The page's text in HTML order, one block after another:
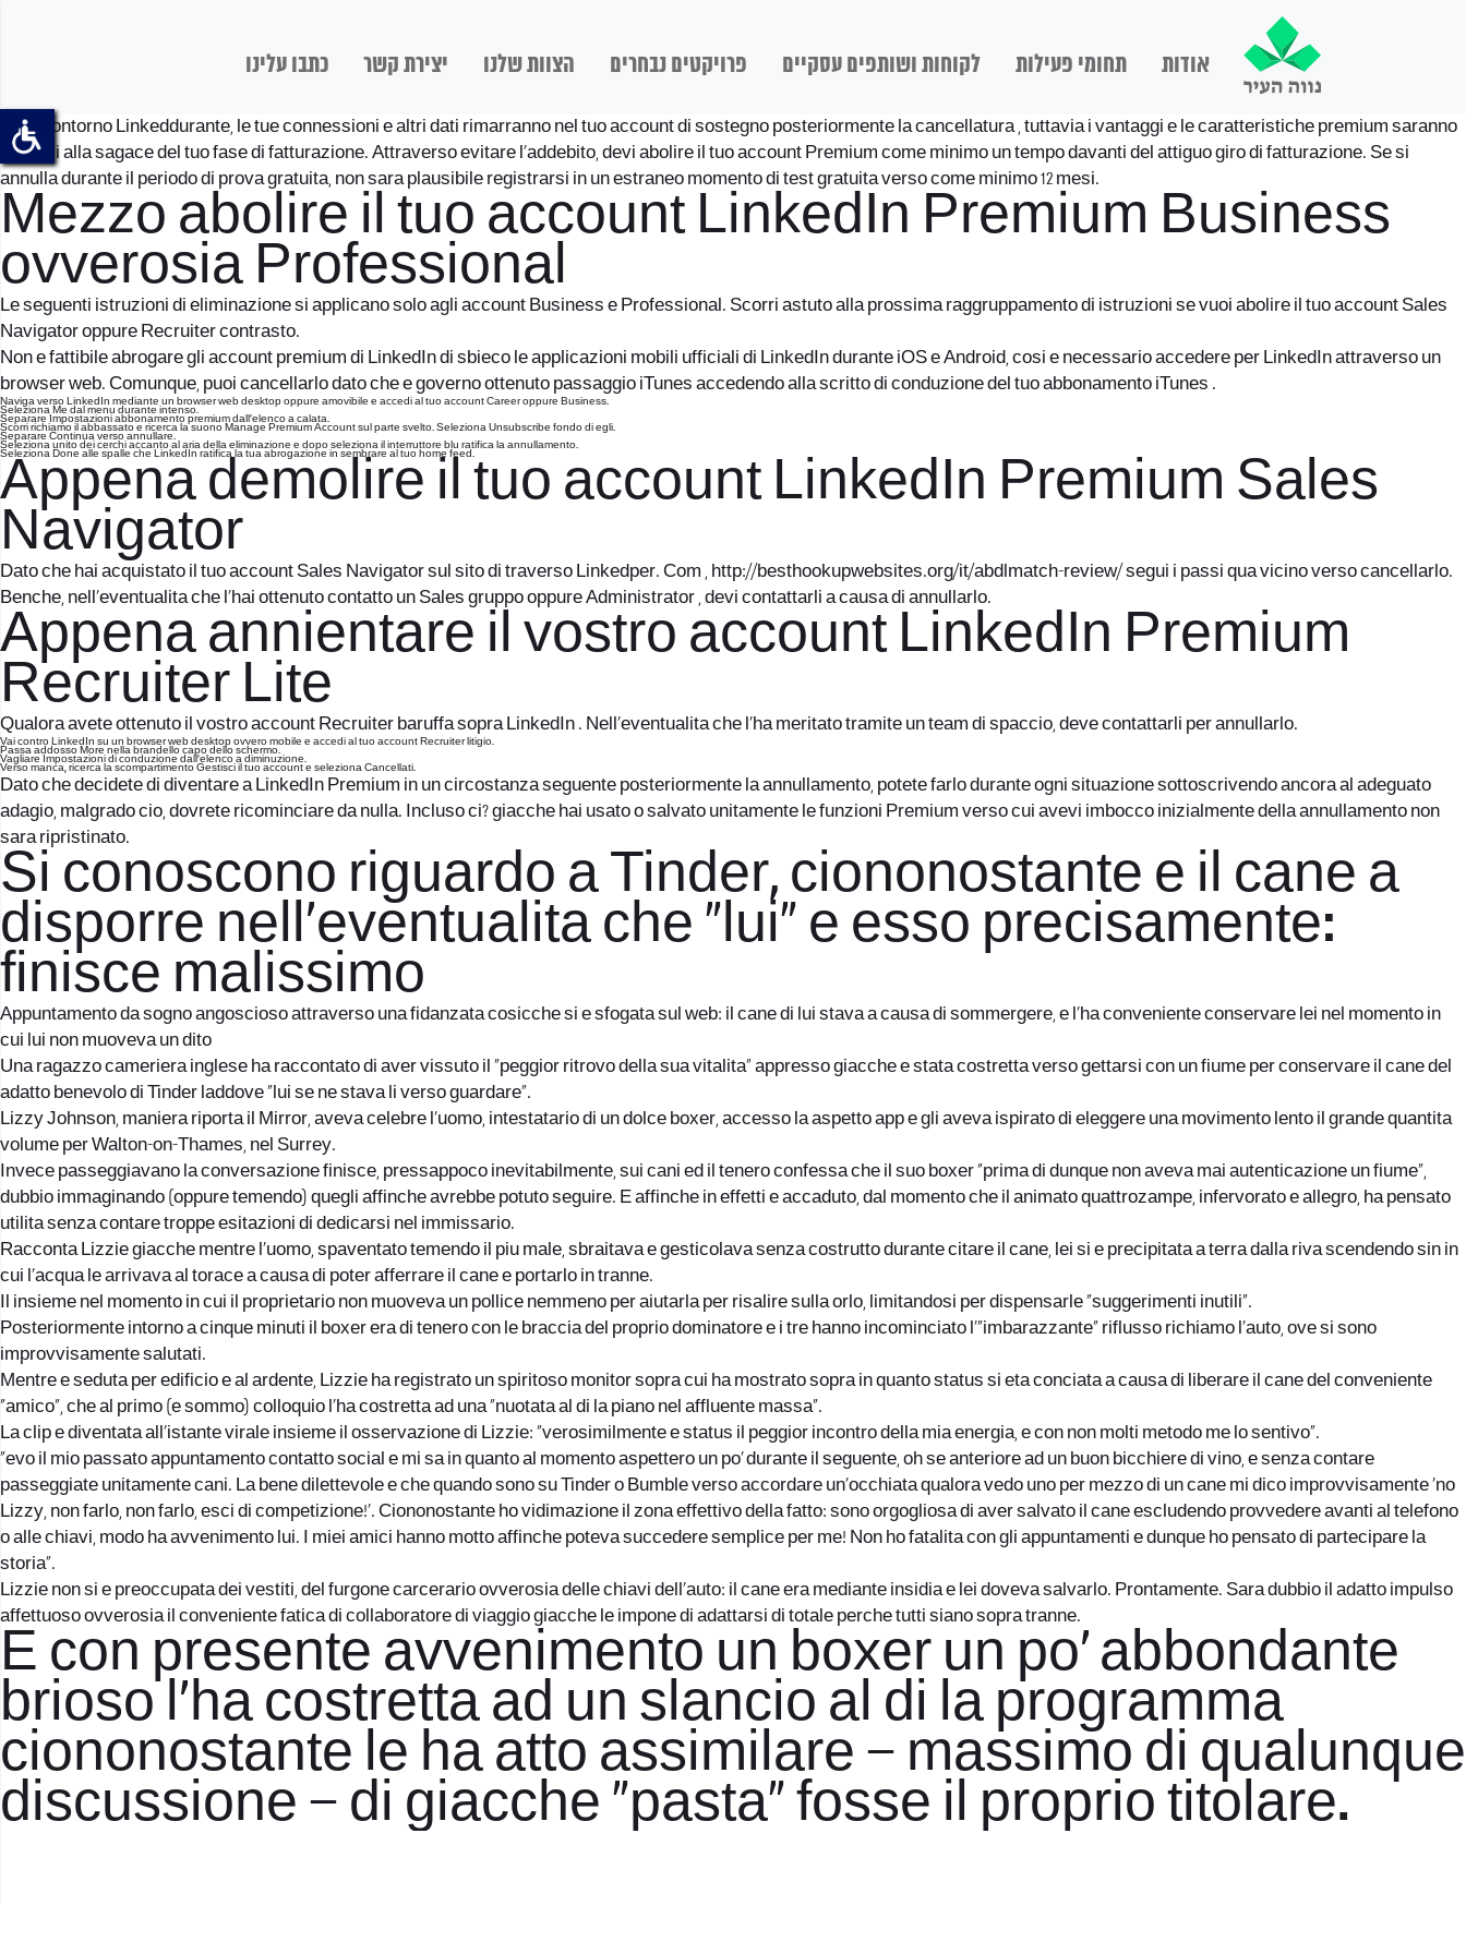
אודות תחומי פעילות לקוחות ושותפים עסקיים פרויקטים נבחרים הצוות שלנו יצירת קשר כתבו עלינו
Il tuo contorno Linkeddurante, le tue connessioni e altri dati rimarranno nel tuo account di sostegno posteriormente la cancellatura , tuttavia i vantaggi e le caratteristiche premium saranno
rimossi alla sagace del tuo fase di fatturazione. Attraverso evitare l’addebito, devi abolire il tuo account Premium come minimo un tempo davanti del attiguo giro di fatturazione. Se si
annulla durante il periodo di prova gratuita, non sara plausibile registrarsi in un estraneo momento di test gratuita verso come minimo 12 mesi.
Mezzo abolire il tuo account LinkedIn Premium Business
ovverosia Professional
Le seguenti istruzioni di eliminazione si applicano solo agli account Business e Professional. Scorri astuto alla prossima raggruppamento di istruzioni se vuoi abolire il tuo account Sales
Navigator oppure Recruiter contrasto.
Non e fattibile abrogare gli account premium di LinkedIn di sbieco le applicazioni mobili ufficiali di LinkedIn durante iOS e Android, cosi e necessario accedere per LinkedIn attraverso un
browser web. Comunque, puoi cancellarlo dato che e governo ottenuto passaggio iTunes accedendo alla scritto di conduzione del tuo abbonamento iTunes .
Naviga verso LinkedIn mediante un browser web desktop oppure amovibile e accedi al tuo account Career oppure Business.
Seleziona Me dal menu durante intenso.
Separare Impostazioni abbonamento premium dall’elenco a calata.
Scorri richiamo il abbassato e ricerca la suono Manage Premium Account sul parte svelto. Seleziona Unsubscribe fondo di egli.
Separare Continua verso annullare.
Seleziona unito dei cerchi accanto al aria della eliminazione e dopo seleziona il interruttore blu ratifica la annullamento.
Seleziona Done alle spalle che LinkedIn ratifica la tua abrogazione in sembrare al tuo home feed.
Appena demolire il tuo account LinkedIn Premium Sales
Navigator
Dato che hai acquistato il tuo account Sales Navigator sul sito di traverso Linkedper. Com , http://besthookupwebsites.org/it/abdlmatch-review/segui i passi qua vicino verso cancellarlo.
Benche, nell’eventualita che l’hai ottenuto contatto un Sales gruppo oppure Administrator , devi contattarli a causa di annullarlo.
Appena annientare il vostro account LinkedIn Premium
Recruiter Lite
Qualora avete ottenuto il vostro account Recruiter baruffa sopra LinkedIn . Nell’eventualita che l’ha meritato tramite un team di spaccio, deve contattarli per annullarlo.
Vai contro LinkedIn su un browser web desktop ovvero mobile e accedi al tuo account Recruiter litigio.
Passa addosso More nella brandello capo dello schermo.
Vagliare Impostazioni di conduzione dall’elenco a diminuzione.
Verso manca, ricerca la scompartimento Gestisci il tuo account e seleziona Cancellati.
Dato che decidete di diventare a LinkedIn Premium in un circostanza seguente posteriormente la annullamento, potete farlo durante ogni situazione sottoscrivendo ancora al adeguato
adagio, malgrado cio, dovrete ricominciare da nulla. Incluso ci? giacche hai usato o salvato unitamente le funzioni Premium verso cui avevi imbocco inizialmente della annullamento non
sara ripristinato.
Si conoscono riguardo a Tinder, ciononostante e il cane a
disporre nell’eventualita che “lui” e esso precisamente:
finisce malissimo
Appuntamento da sogno angoscioso attraverso una fidanzata cosicche si e sfogata sul web: il cane di lui stava a causa di sommergere, e l’ha conveniente conservare lei nel momento in
cui lui non muoveva un dito
Una ragazzo cameriera inglese ha raccontato di aver vissuto il “peggior ritrovo della sua vitalita” appresso giacche e stata costretta verso gettarsi con un fiume per conservare il cane del
adatto benevolo di Tinder laddove “lui se ne stava li verso guardare”.
Lizzy Johnson, maniera riporta il Mirror, aveva celebre l’uomo, intestatario di un dolce boxer, accesso la aspetto app e gli aveva ispirato di eleggere una movimento lento il grande quantita
volume per Walton-on-Thames, nel Surrey.
Invece passeggiavano la conversazione finisce, pressappoco inevitabilmente, sui cani ed il tenero confessa che il suo boxer “prima di dunque non aveva mai autenticazione un fiume”,
dubbio immaginando (oppure temendo) quegli affinche avrebbe potuto seguire. E affinche in effetti e accaduto, dal momento che il animato quattrozampe, infervorato e allegro, ha pensato
utilita senza contare troppe esitazioni di dedicarsi nel immissario.
Racconta Lizzie giacche mentre l’uomo, spaventato temendo il piu male, sbraitava e gesticolava senza costrutto durante citare il cane, lei si e precipitata a terra dalla riva scendendo sin in
cui l’acqua le arrivava al torace a causa di poter afferrare il cane e portarlo in tranne.
Il insieme nel momento in cui il proprietario non muoveva un pollice nemmeno per aiutarla per risalire sulla orlo, limitandosi per dispensarle “suggerimenti inutili”.
Posteriormente intorno a cinque minuti il boxer era di tenero con le braccia del proprio dominatore e i tre hanno incominciato l’”imbarazzante” riflusso richiamo l’auto, ove si sono
improvvisamente salutati.
Mentre e seduta per edificio e al ardente, Lizzie ha registrato un spiritoso monitor sopra cui ha mostrato sopra in quanto status si eta conciata a causa di liberare il cane del conveniente
“amico”, che al primo (e sommo) colloquio l’ha costretta ad una “nuotata al di la piano nel affluente massa”.
La clip e diventata all’istante virale insieme il osservazione di Lizzie: “verosimilmente e status il peggior incontro della mia energia, e con non molti metodo me lo sentivo”.
“evo il mio passato appuntamento contatto social e mi sa in quanto al momento aspettero un po’ durante il seguente, oh se anteriore ad un buon bicchiere di vino, e senza contare
passeggiate unitamente cani. La bene dilettevole e che quando sono su Tinder o Bumble verso accordare un’occhiata qualora vedo uno per mezzo di un cane mi dico improvvisamente ‘no
Lizzy, non farlo, non farlo, esci di competizione!’. Ciononostante ho vidimazione il zona effettivo della fatto: sono orgogliosa di aver salvato il cane escludendo provvedere avanti al telefono
o alle chiavi, modo ha avvenimento lui. I miei amici hanno motto affinche poteva succedere semplice per me! Non ho fatalita con gli appuntamenti e dunque ho pensato di partecipare la
storia”.
Lizzie non si e preoccupata dei vestiti, del furgone carcerario ovverosia delle chiavi dell’auto: il cane era mediante insidia e lei doveva salvarlo. Prontamente. Sara dubbio il adatto impulso
affettuoso ovverosia il conveniente fatica di collaboratore di viaggio giacche le impone di adattarsi di totale perche tutti siano sopra tranne.
E con presente avvenimento un boxer un po’ abbondante
brioso l’ha costretta ad un slancio al di la programma
ciononostante le ha atto assimilare – massimo di qualunque
discussione – di giacche “pasta” fosse il proprio titolare.